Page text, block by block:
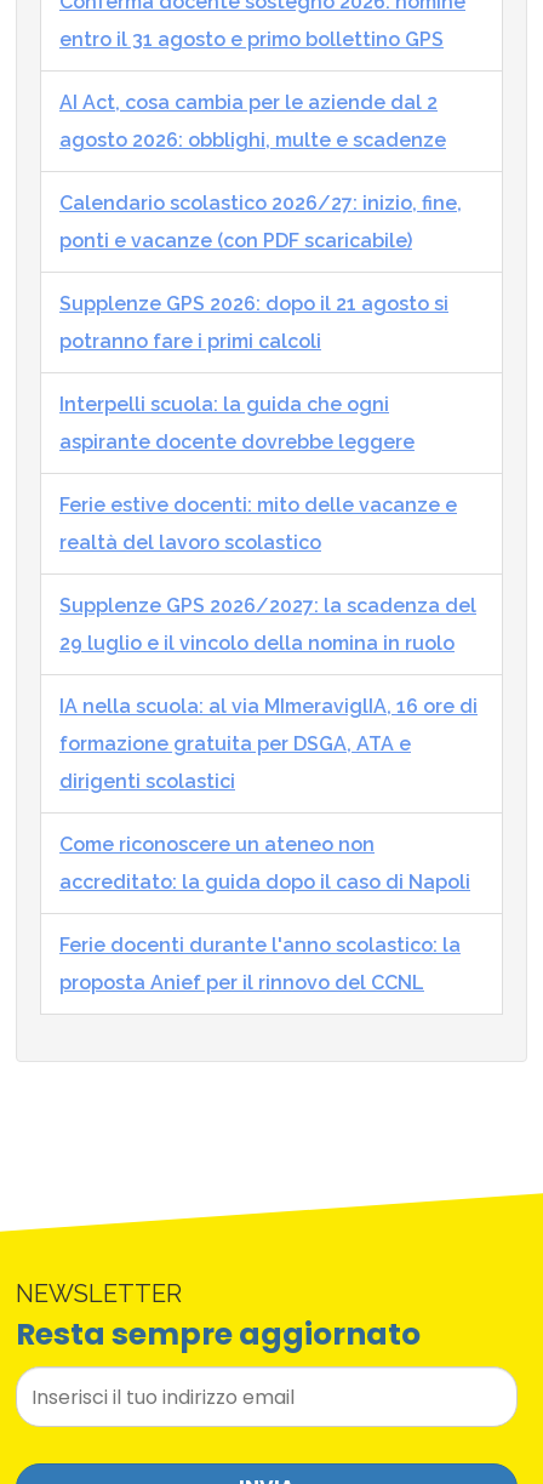
entro il 31 agosto e primo bollettino GPS
AI Act, cosa cambia per le aziende dal 2
agosto 2026: obblighi, multe e scadenze
Calendario scolastico 2026/27: inizio, fine,
ponti e vacanze (con PDF scaricabile)
Supplenze GPS 2026: dopo il 21 agosto si
potranno fare i primi calcoli
Interpelli scuola: la guida che ogni
aspirante docente dovrebbe leggere
Ferie estive docenti: mito delle vacanze e
realtà del lavoro scolastico
Supplenze GPS 2026/2027: la scadenza del
29 luglio e il vincolo della nomina in ruolo
IA nella scuola: al via MImeraviglIA, 16 ore di
formazione gratuita per DSGA, ATA e
dirigenti scolastici
Come riconoscere un ateneo non
accreditato: la guida dopo il caso di Napoli
Ferie docenti durante l'anno scolastico: la
proposta Anief per il rinnovo del CCNL
NEWSLETTER
Resta sempre aggiornato